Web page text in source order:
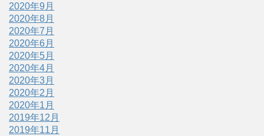
2020年9月
2020年8月
2020年7月
2020年6月
2020年5月
2020年4月
2020年3月
2020年2月
2020年1月
2019年12月
2019年11月